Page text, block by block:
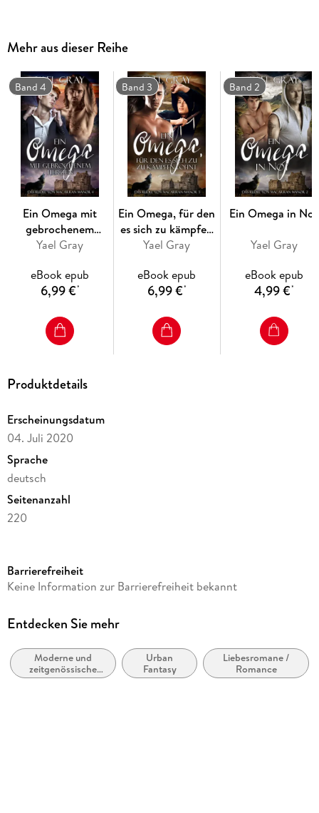
Jake ihn einem Schicksal überlassen, das schlimmer ist als
der Tod? M/M-Wandler-Liebesroman. Enthält Hinweise auf
Mpreg. Länge: 51. 000 Wörter
Mehr aus dieser Reihe
Band 4
Ein Omega mit
gebrochenem
Herzen
Yael Gray
eBook epub
6,99 €*
Band 3
Ein Omega, für den
es sich zu kämpfen
lohnt
Yael Gray
eBook epub
6,99 €*
Band 2
Ein Omega in Not
Yael Gray
eBook epub
4,99 €*
Produktdetails
Erscheinungsdatum
04. Juli 2020
Sprache
deutsch
Seitenanzahl
220
Reihe
Autor/Autorin
Verlag/Hersteller
via tolino media
Barrierefreiheit
Keine Information zur Barrierefreiheit bekannt
Entdecken Sie mehr
Moderne und
zeitgenössische
Belletristik:
Urban
Fantasy
Liebesromane /
Romance